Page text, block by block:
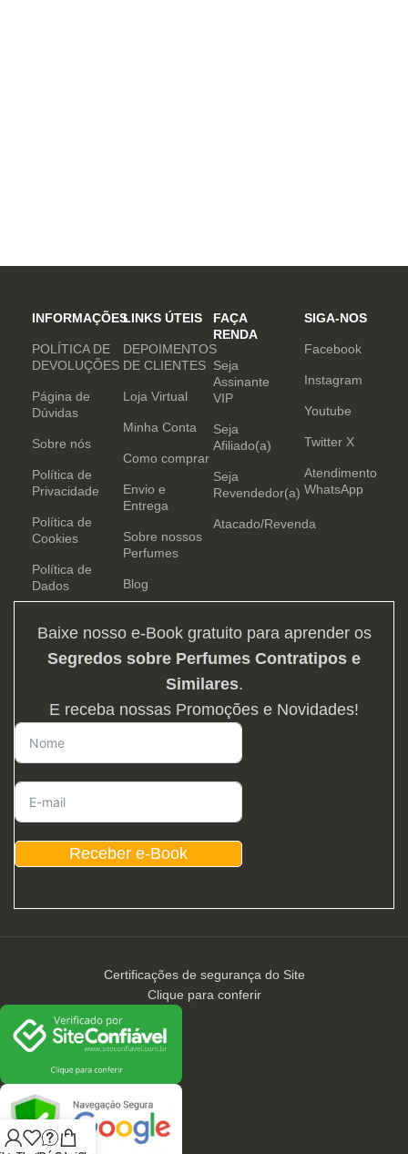
INFORMAÇÕES
POLÍTICA DE
DEVOLUÇÕES
Página de
Dúvidas
Sobre nós
Política de
Privacidade
Política de
Cookies
Política de
Dados
LINKS ÚTEIS
DEPOIMENTOS
DE CLIENTES
Loja Virtual
Minha Conta
Como comprar
Envio e
Entrega
Sobre nossos
Perfumes
Blog
FAÇA
RENDA
Seja
Assinante
VIP
Seja
Afiliado(a)
Seja
Revendedor(a)
Atacado/Revenda
SIGA-NOS
Facebook
Instagram
Youtube
Twitter X
Atendimento
WhatsApp
Baixe nosso e-Book gratuito para aprender os
Segredos sobre Perfumes Contratipos e
Similares.
E receba nossas Promoções e Novidades!
Receber e-Book
Certificações de segurança do Site
Clique para conferir